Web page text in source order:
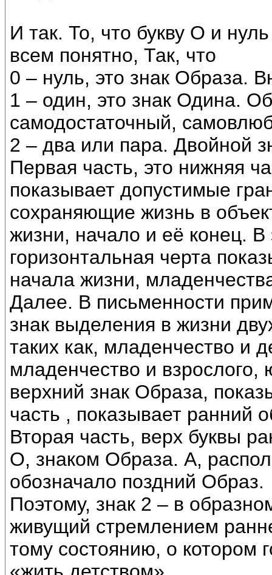
И так. То, что букву О и
всем понятно, Так, что
0 – нуль, это знак Образа.
1 – один, это знак Одина.
самодостаточный,
2 – два или пара. Двойной
Первая часть, это нижняя
показывает допустимые
сохраняющие жизнь в
жизни, начало и её конец.
горизонтальная черта
начала жизни,
Далее. В письменности
знак выделения в жизни
таких как, младенчество и
младенчество и взрослого,
верхний знак Образа,
часть , показывает ранний
Вторая часть, верх буквы
О, знаком Образа. А,
обозначало поздний Образ.
Поэтому, знак 2 – в
живущий стремлением
тому состоянию, о котором